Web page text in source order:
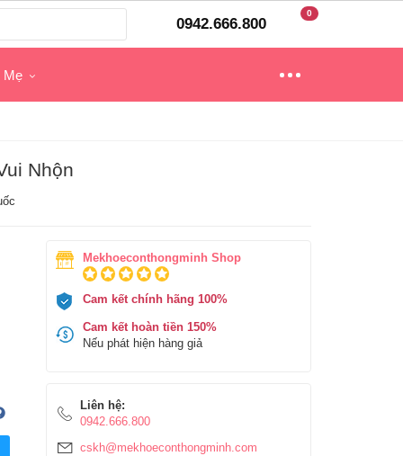
0942.666.800
0
Mẹ
Nhộn
Mekhoeconthongminh Shop
Cam kết chính hãng 100%
Cam kết hoàn tiền 150%
Nếu phát hiện hàng giả
Liên hệ:
0942.666.800
cskh@mekhoeconthongminh.com